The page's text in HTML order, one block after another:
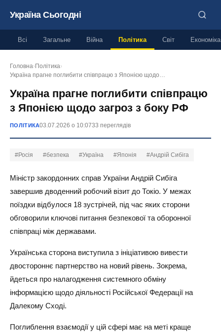
Україна Сьогодні
Всі Загальне Війна Політика Світ Економіка
Головна› Політика›
Україна прагне поглибити співпрацю з Японією щодо…
Україна прагне поглибити співпрацю
з Японією щодо загроз з боку РФ
ПОЛІТИКА03.07.2026 о 10:0733 переглядів
#Росія #безпека #Україна #Японія #Андрій Сибіга
Міністр закордонних справ України Андрій Сибіга
завершив дводенний робочий візит до Токіо. У межах
поїздки відбулося 18 зустрічей, під час яких сторони
обговорили ключові питання безпекової та оборонної
співпраці між державами.
Українська сторона виступила з ініціативою вивести
двостороннє партнерство на новий рівень. Зокрема,
йдеться про налагодження системного обміну
інформацією щодо діяльності Російської Федерації на
Далекому Сході.
Поглиблення взаємодії у цій сфері має на меті краще